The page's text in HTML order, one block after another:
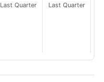
Last Quarter Last Quarter